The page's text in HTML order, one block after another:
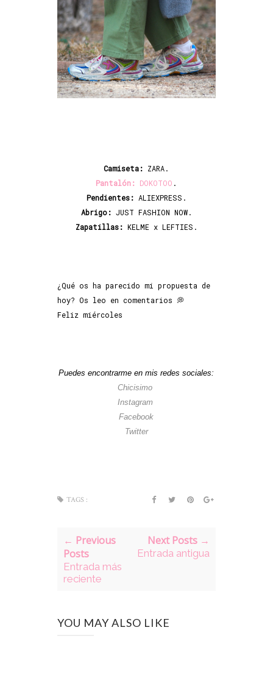
Camiseta: ZARA.
Pantalón: DOKOTOO .
Pendientes: ALIEXPRESS.
Abrigo: JUST FASHION NOW.
Zapatillas: KELME x LEFTIES.
¿Qué os ha parecido mi propuesta de
hoy? Os leo en comentarios 💭
Feliz miércoles
Puedes encontrarme en mis redes sociales:
Chicisimo
Instagram
Facebook
Twitter
TAGS :
← Previous
Posts
Entrada más
reciente
Next Posts →
Entrada antigua
YOU MAY ALSO LIKE